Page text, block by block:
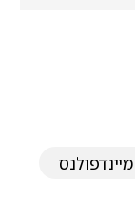
מיינדפולנס